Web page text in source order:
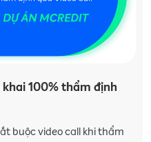
100% thẩm định
buộc video call khi thẩm